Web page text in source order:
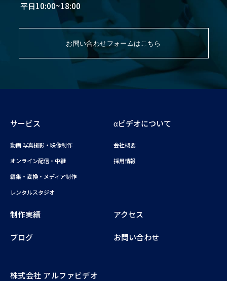
平日10:00~18:00
お問い合わせフォームはこちら
サービス
動画 写真撮影・映像制作
オンライン配信・中継
編集・変換・メディア制作
レンタルスタジオ
αビデオについて
会社概要
採用情報
制作実績 アクセス
ブログ お問い合わせ
株式会社 アルファビデオ